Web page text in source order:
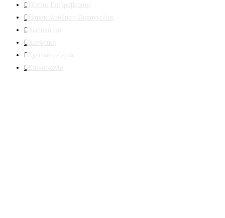
Πόντοι Επιβράβευσης
Παρακολούθηση Παραγγελίας
Δωροκάρτα
Χονδρική
Σχετικά με εμάς
Επικοινωνία